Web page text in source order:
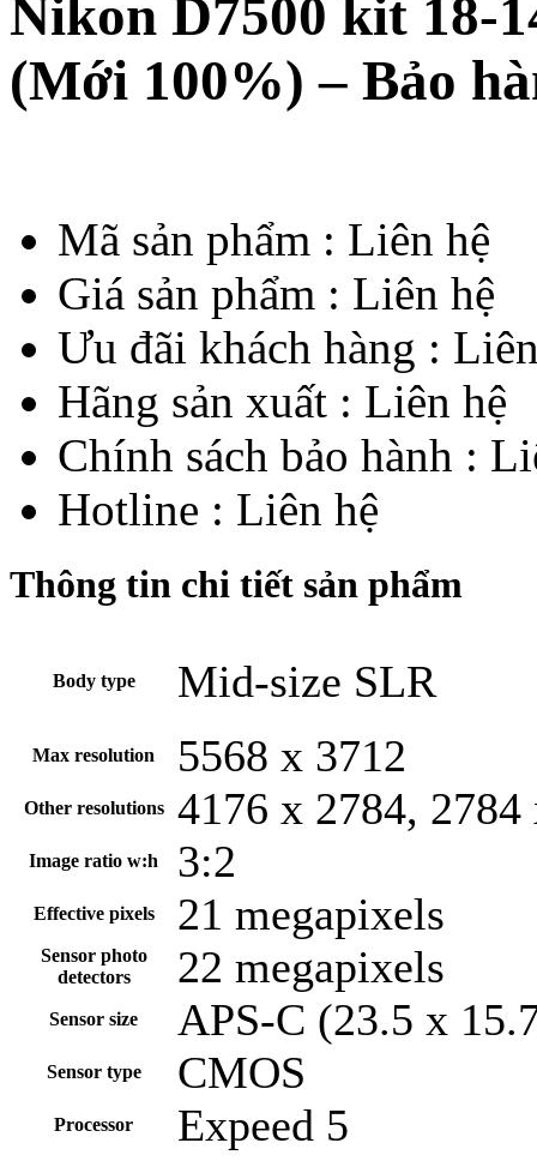
Nikon D7500 kit 18-
(Mới 100%) – Bảo
Mã sản phẩm : Liên hệ
Giá sản phẩm : Liên hệ
Ưu đãi khách hàng :
Hãng sản xuất : Liên hệ
Chính sách bảo hành :
Hotline : Liên hệ
Thông tin chi tiết sản phẩm
Body type Mid-size SLR
Max resolution 5568 x 3712
Other resolutions 4176 x 2784, 2784
Image ratio w:h 3:2
Effective pixels 21 megapixels
Sensor photo
detectors
22 megapixels
Sensor size APS-C (23.5 x
Sensor type CMOS
Processor Expeed 5